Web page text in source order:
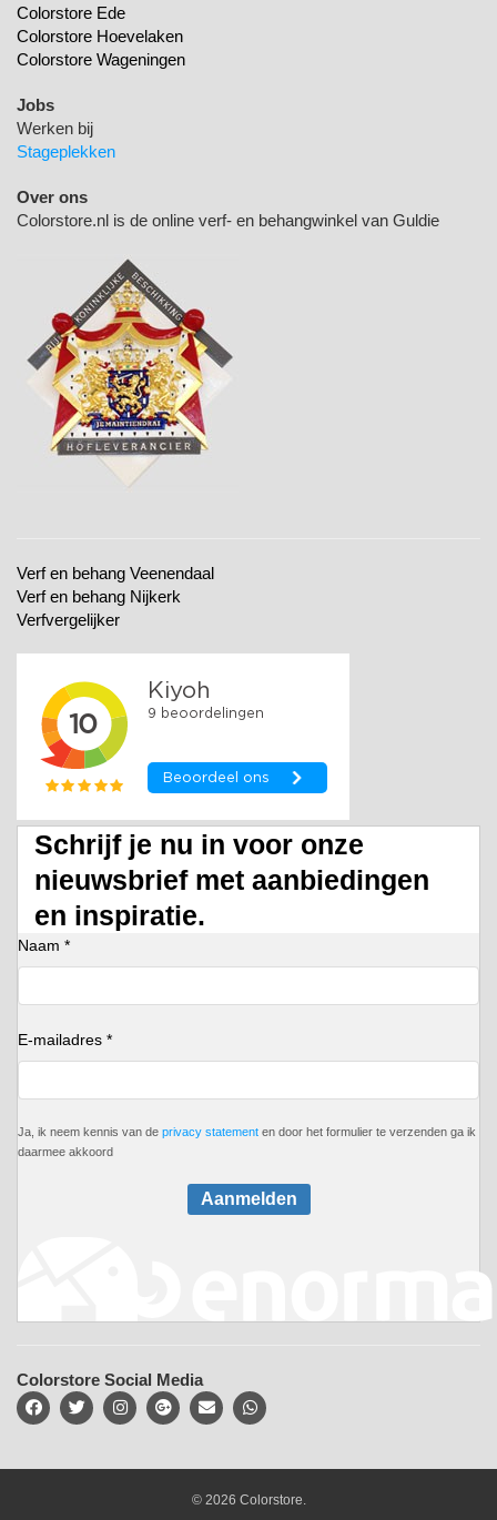
Colorstore Ede
Colorstore Hoevelaken
Colorstore Wageningen
Jobs
Werken bij
Stageplekken
Over ons
Colorstore.nl is de online verf- en behangwinkel van Guldie
Verf en behang Veenendaal
Verf en behang Nijkerk
Verfvergelijker
Schrijf je nu in voor onze
nieuwsbrief met aanbiedingen
en inspiratie.
Naam *
E-mailadres *
Ja, ik neem kennis van de privacy statement en door het formulier te verzenden ga ik
daarmee akkoord
Aanmelden
Colorstore Social Media
© 2026 Colorstore.